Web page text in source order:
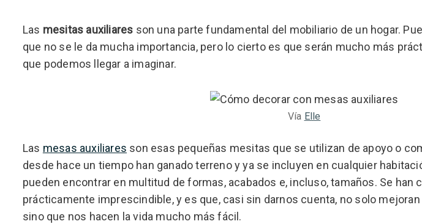
Las mesitas auxiliares son una parte fundamental del mobiliario de un hogar.
que no se le da mucha importancia, pero lo cierto es que serán mucho más
que podemos llegar a imaginar.
Vía Elle
Las mesas auxiliares son esas pequeñas mesitas que se utilizan de apoyo o
desde hace un tiempo han ganado terreno y ya se incluyen en cualquier
pueden encontrar en multitud de formas, acabados e, incluso, tamaños. Se han
prácticamente imprescindible, y es que, casi sin darnos cuenta, no solo
sino que nos hacen la vida mucho más fácil.